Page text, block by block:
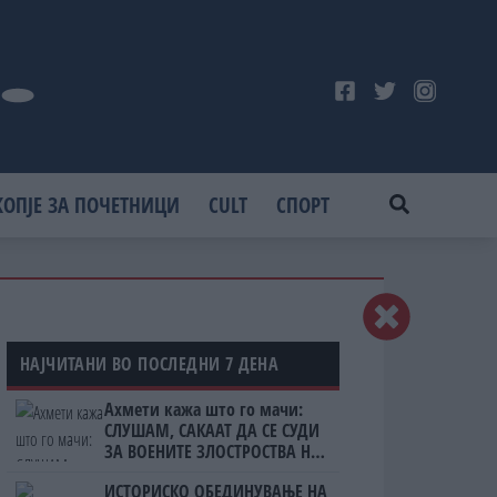
ЗА ПОЧЕТНИЦИ CULT СПОРТ
НАЈЧИТАНИ ВО ПОСЛЕДНИ 7 ДЕНА
Ахмети кажа што го мачи:
СЛУШАМ, САКААТ ДА СЕ СУДИ
ЗА ВОЕНИТЕ ЗЛОСТРОСТВА НА
ИСТОРИСКО ОБЕДИНУВАЊЕ НА